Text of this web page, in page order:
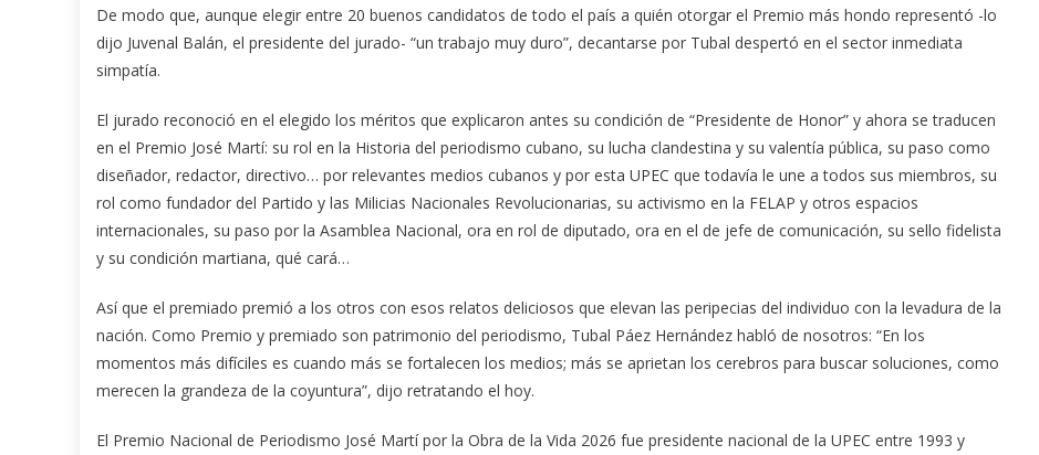
De modo que, aunque elegir entre 20 buenos candidatos de todo el país a quién otorgar el Premio más hondo representó -lo
dijo Juvenal Balán, el presidente del jurado- “un trabajo muy duro”, decantarse por Tubal despertó en el sector inmediata
simpatía.
El jurado reconoció en el elegido los méritos que explicaron antes su condición de “Presidente de Honor” y ahora se traducen
en el Premio José Martí: su rol en la Historia del periodismo cubano, su lucha clandestina y su valentía pública, su paso como
diseñador, redactor, directivo… por relevantes medios cubanos y por esta UPEC que todavía le une a todos sus miembros, su
rol como fundador del Partido y las Milicias Nacionales Revolucionarias, su activismo en la FELAP y otros espacios
internacionales, su paso por la Asamblea Nacional, ora en rol de diputado, ora en el de jefe de comunicación, su sello fidelista
y su condición martiana, qué cará…
Así que el premiado premió a los otros con esos relatos deliciosos que elevan las peripecias del individuo con la levadura de la
nación. Como Premio y premiado son patrimonio del periodismo, Tubal Páez Hernández habló de nosotros: “En los
momentos más difíciles es cuando más se fortalecen los medios; más se aprietan los cerebros para buscar soluciones, como
merecen la grandeza de la coyuntura”, dijo retratando el hoy.
El Premio Nacional de Periodismo José Martí por la Obra de la Vida 2026 fue presidente nacional de la UPEC entre 1993 y